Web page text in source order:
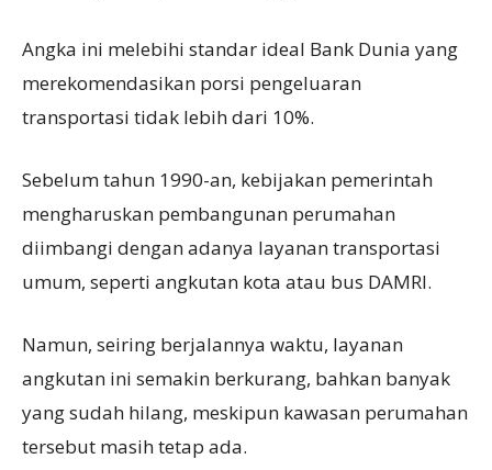
Angka ini melebihi standar ideal Bank Dunia yang
merekomendasikan porsi pengeluaran
transportasi tidak lebih dari 10%.
Sebelum tahun 1990-an, kebijakan pemerintah
mengharuskan pembangunan perumahan
diimbangi dengan adanya layanan transportasi
umum, seperti angkutan kota atau bus DAMRI.
Namun, seiring berjalannya waktu, layanan
angkutan ini semakin berkurang, bahkan banyak
yang sudah hilang, meskipun kawasan perumahan
tersebut masih tetap ada.